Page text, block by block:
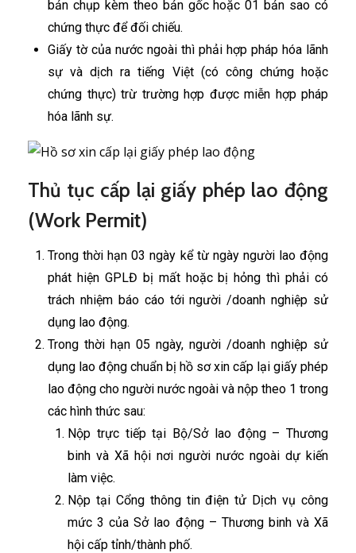
bản chụp kèm theo bản gốc hoặc 01 bản sao có
chứng thực để đối chiếu.
Giấy tờ của nước ngoài thì phải hợp pháp hóa lãnh
sự và dịch ra tiếng Việt (có công chứng hoặc
chứng thực) trừ trường hợp được miễn hợp pháp
hóa lãnh sự.
Thủ tục cấp lại giấy phép lao động
(Work Permit)
Trong thời hạn 03 ngày kể từ ngày người lao động
phát hiện GPLĐ bị mất hoặc bị hỏng thì phải có
trách nhiệm báo cáo tới người /doanh nghiệp sử
dụng lao động.
Trong thời hạn 05 ngày, người /doanh nghiệp sử
dụng lao động chuẩn bị hồ sơ xin cấp lại giấy phép
lao động cho người nước ngoài và nộp theo 1 trong
các hình thức sau:
Nộp trực tiếp tại Bộ/Sở lao động – Thương
binh và Xã hội nơi người nước ngoài dự kiến
làm việc.
Nộp tại Cổng thông tin điện tử Dịch vụ công
mức 3 của Sở lao động – Thương binh và Xã
hội cấp tỉnh/thành phố.